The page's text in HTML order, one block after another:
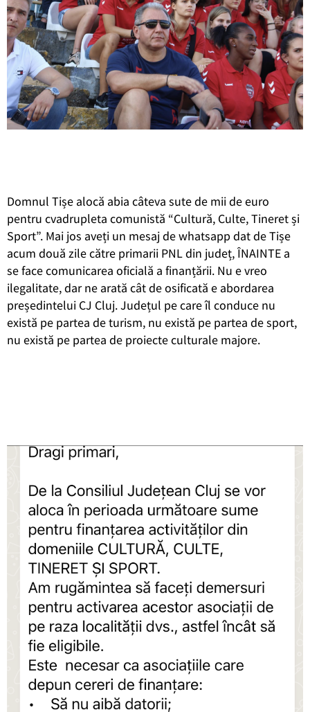
Domnul Tișe alocă abia câteva sute de mii de euro
pentru cvadrupleta comunistă “Cultură, Culte, Tineret și
Sport”. Mai jos aveți un mesaj de whatsapp dat de Tișe
acum două zile către primarii PNL din județ, ÎNAINTE a
se face comunicarea oficială a finanțării. Nu e vreo
ilegalitate, dar ne arată cât de osificată e abordarea
președintelui CJ Cluj. Județul pe care îl conduce nu
există pe partea de turism, nu există pe partea de sport,
nu există pe partea de proiecte culturale majore.